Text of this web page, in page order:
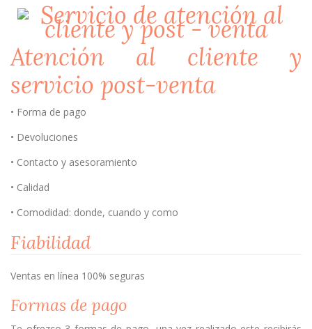
Atención al cliente y
servicio post-venta
• Forma de pago
• Devoluciones
• Contacto y asesoramiento
• Calidad
• Comodidad: donde, cuando y como
Fiabilidad
Ventas en línea 100% seguras
Formas de pago